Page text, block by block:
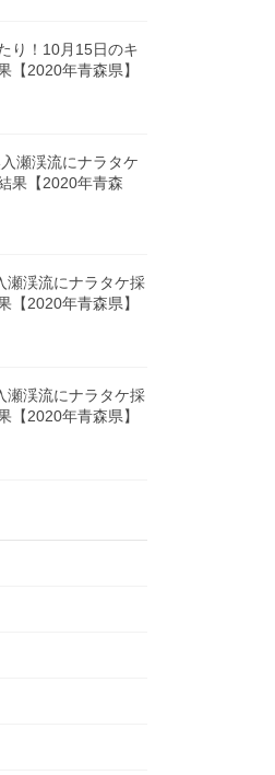
り！10月15日のキ
【2020年青森県】
瀬渓流にナラタケ
果【2020年青森
瀬渓流にナラタケ採
【2020年青森県】
瀬渓流にナラタケ採
【2020年青森県】